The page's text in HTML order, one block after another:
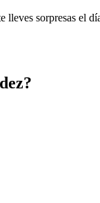
sorpresas el